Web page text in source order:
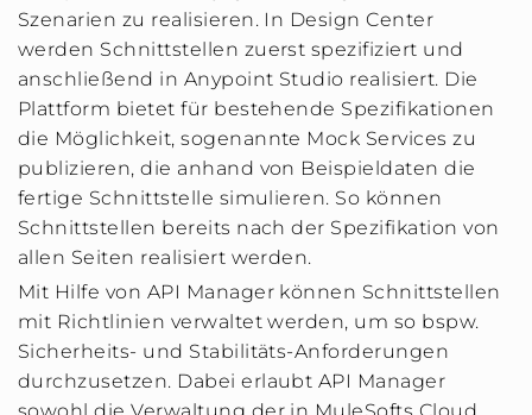
Szenarien zu realisieren. In Design Center
werden Schnittstellen zuerst spezifiziert und
anschließend in Anypoint Studio realisiert. Die
Plattform bietet für bestehende Spezifikationen
die Möglichkeit, sogenannte Mock Services zu
publizieren, die anhand von Beispieldaten die
fertige Schnittstelle simulieren. So können
Schnittstellen bereits nach der Spezifikation von
allen Seiten realisiert werden.
Mit Hilfe von API Manager können Schnittstellen
mit Richtlinien verwaltet werden, um so bspw.
Sicherheits- und Stabilitäts-Anforderungen
durchzusetzen. Dabei erlaubt API Manager